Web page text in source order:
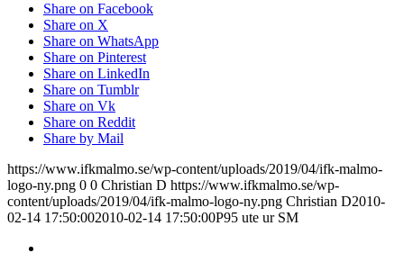
Share on Facebook
Share on X
Share on WhatsApp
Share on Pinterest
Share on LinkedIn
Share on Tumblr
Share on Vk
Share on Reddit
Share by Mail
https://www.ifkmalmo.se/wp-content/uploads/2019/04/ifk-malmo-
logo-ny.png 0 0 Christian D https://www.ifkmalmo.se/wp-
content/uploads/2019/04/ifk-malmo-logo-ny.png Christian D2010-
02-14 17:50:002010-02-14 17:50:00P95 ute ur SM